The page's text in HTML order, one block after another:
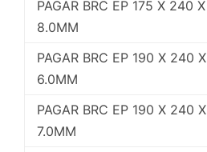
PAGAR BRC EP 175 X 240 X
8.0MM
PAGAR BRC EP 190 X 240 X
6.0MM
PAGAR BRC EP 190 X 240 X
7.0MM